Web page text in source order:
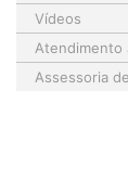
Vídeos
Atendimento
Assessoria